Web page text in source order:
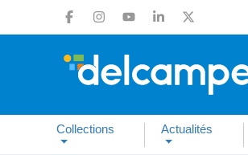
Collections Actualités